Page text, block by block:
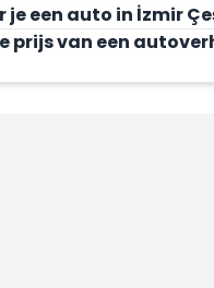
je een auto in İzmir
prijs van een